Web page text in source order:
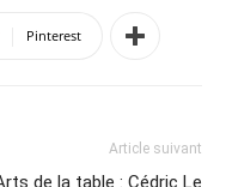
Pinterest
Article suivant
de la table : Cédric Le